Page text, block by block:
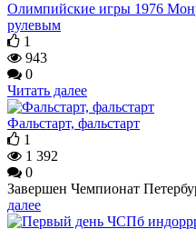
Олимпийские игры 1976
рулевым
1
943
0
Читать далее
Фальстарт, фальстарт
1
1 392
0
Завершен Чемпионат
далее